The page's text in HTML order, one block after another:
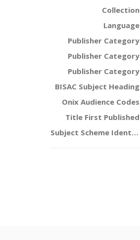
Collection
Language
Publisher Category
Publisher Category
Publisher Category
BISAC Subject Heading
Onix Audience Codes
Title First Published
Subject Scheme Identifier Code